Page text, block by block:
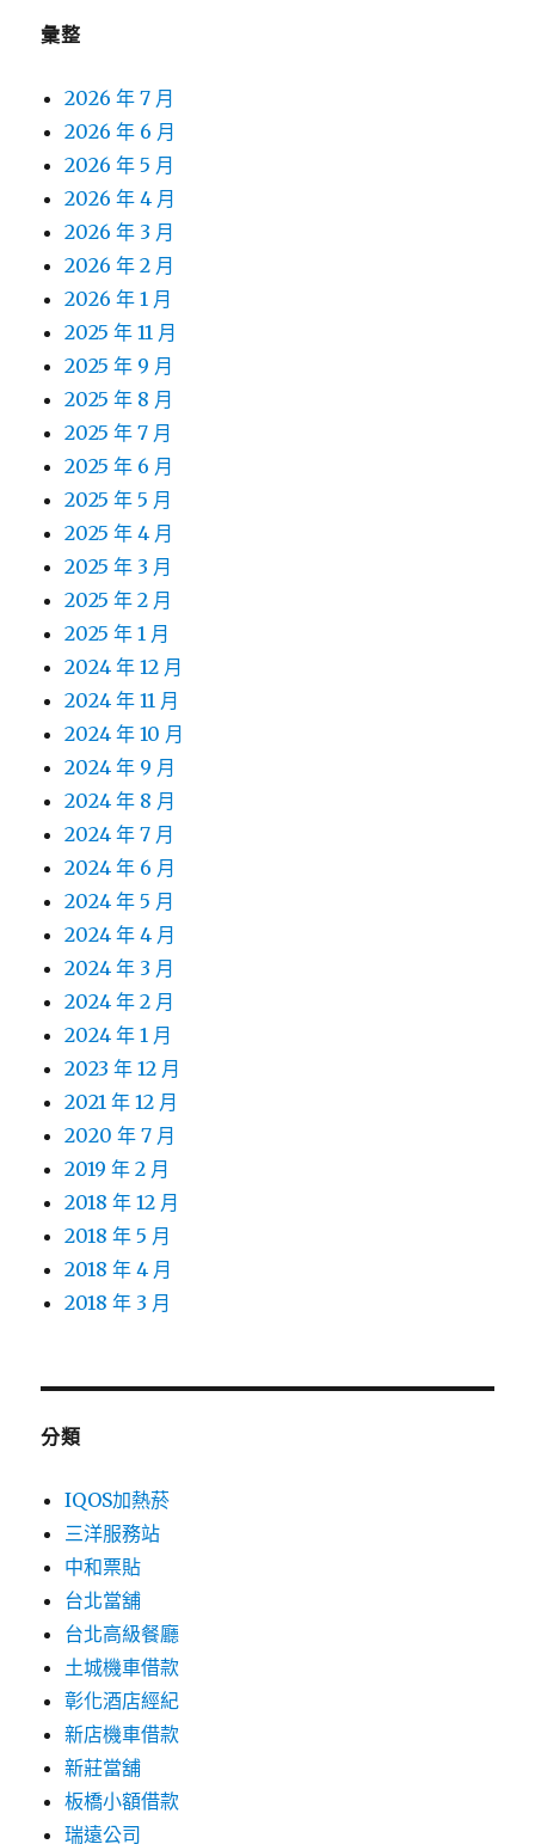
彙整
2026 年 7 月
2026 年 6 月
2026 年 5 月
2026 年 4 月
2026 年 3 月
2026 年 2 月
2026 年 1 月
2025 年 11 月
2025 年 9 月
2025 年 8 月
2025 年 7 月
2025 年 6 月
2025 年 5 月
2025 年 4 月
2025 年 3 月
2025 年 2 月
2025 年 1 月
2024 年 12 月
2024 年 11 月
2024 年 10 月
2024 年 9 月
2024 年 8 月
2024 年 7 月
2024 年 6 月
2024 年 5 月
2024 年 4 月
2024 年 3 月
2024 年 2 月
2024 年 1 月
2023 年 12 月
2021 年 12 月
2020 年 7 月
2019 年 2 月
2018 年 12 月
2018 年 5 月
2018 年 4 月
2018 年 3 月
分類
IQOS加熱菸
三洋服務站
中和票貼
台北當舖
台北高級餐廳
土城機車借款
彰化酒店經紀
新店機車借款
新莊當舖
板橋小額借款
瑞遠公司